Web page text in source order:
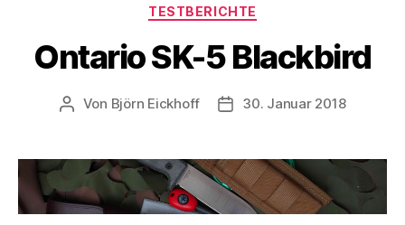
TESTBERICHTE
Ontario SK-5 Blackbird
Beitragsautor
Von Björn Eickhoff Veröffentlichungsdatum
30. Januar 2018